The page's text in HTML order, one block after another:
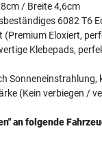
/ Breite 4,6cm
6082 T6
(Premium Eloxiert,
Klebepads,
Sonneneinstrahlung,
(Kein verbiegen /
an folgende